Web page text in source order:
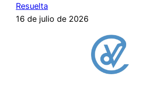
Resuelta
16 de julio de 2026